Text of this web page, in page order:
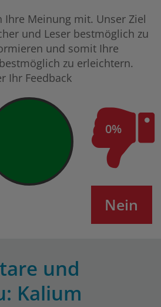
Ihre Meinung mit. Unser Ziel
und Leser bestmöglich zu
und somit Ihre
zu erleichtern.
Ihr Feedback
0%
Nein
und
Kalium